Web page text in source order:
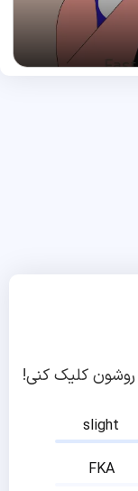
روشون کلیک کنی!
slight
FKA